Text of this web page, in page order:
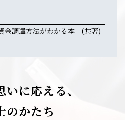
金調達方法がわかる本」(共著)
に応える、
のかたち